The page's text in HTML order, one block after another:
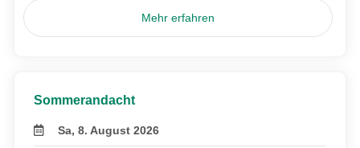
Mehr erfahren
Sommerandacht
Sa, 8. August 2026